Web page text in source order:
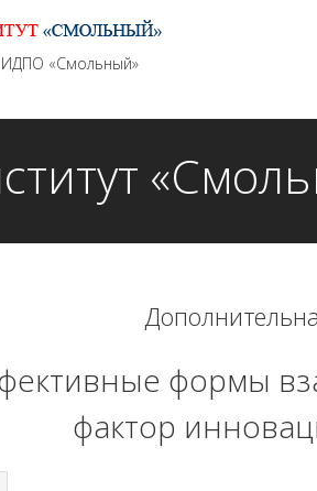
«Смольный»
формы
фактор